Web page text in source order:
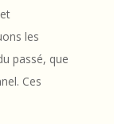
les
passé, que
Ces